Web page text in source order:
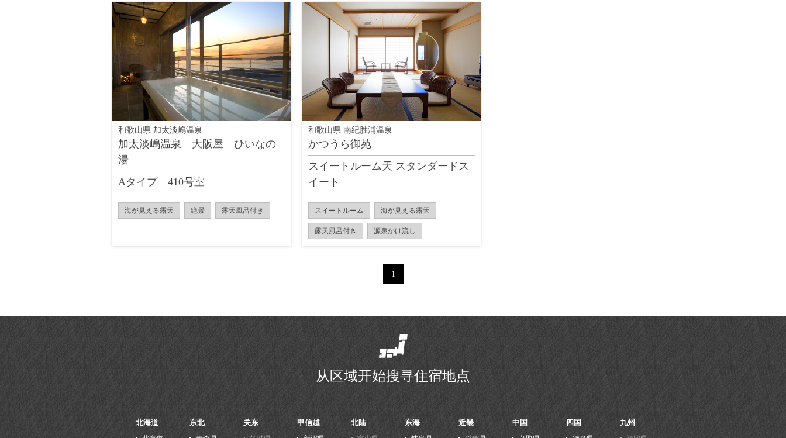
和歌山県 加太淡嶋温泉
加太淡嶋温泉 大阪屋 ひいなの
湯
Aタイプ 410号室
海が見える露天 絶景 露天風呂付き
和歌山県 南纪胜浦温泉
かつうら御苑
スイートルーム天 スタンダードス
イート
スイートルーム 海が見える露天
露天風呂付き 源泉かけ流し
1
从区域开始搜寻住宿地点
北海道 东北 关东 甲信越 北陆 东海 近畿 中国 四国 九州